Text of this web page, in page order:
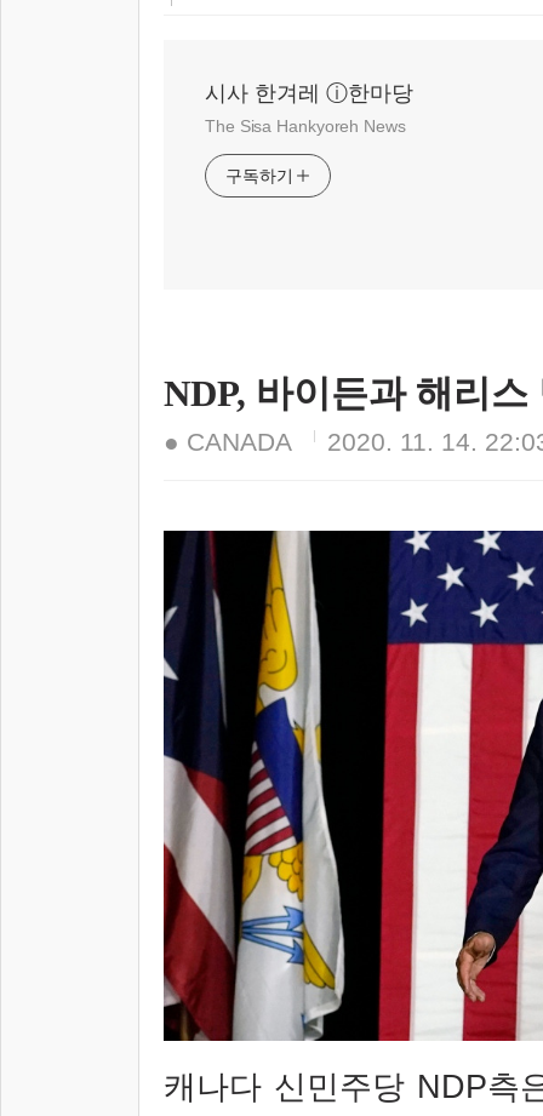
시사 한겨레 ⓘ한마당
The Sisa Hankyoreh News
구독하기
NDP, 바이든과 해리
● CANADA 2020. 11. 14.
캐나다 신민주당 NDP측